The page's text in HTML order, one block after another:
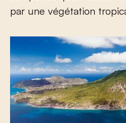
par une végétation